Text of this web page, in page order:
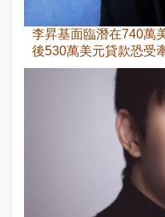
李昇基面臨潛在740萬
後530萬美元貸款恐受